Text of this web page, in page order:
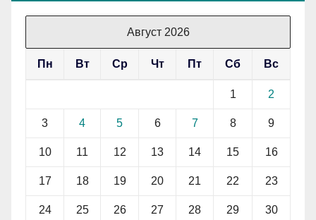
Август 2026
Пн Вт Ср Чт Пт Сб Вс
1 2
3 4 5 6 7 8 9
10 11 12 13 14 15 16
17 18 19 20 21 22 23
24 25 26 27 28 29 30